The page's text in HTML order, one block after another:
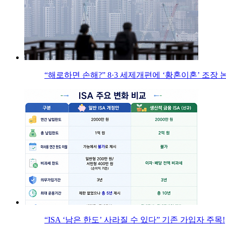
“해로하면 손해?” 8·3 세제개편에 ‘황혼이혼’ 조장
“ISA ‘남은 한도’ 사라질 수 있다” 기존 가입자 주목!